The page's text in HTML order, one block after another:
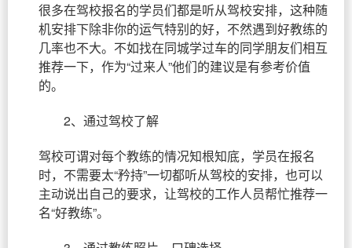
很多在驾校报名的学员们都是听从驾校安排，这种随
机安排下除非你的运气特别的好，不然遇到好教练的
几率也不大。不如找在同城学过车的同学朋友们相互
推荐一下，作为“过来人”他们的建议是有参考价值
的。
2、通过驾校了解
驾校可谓对每个教练的情况知根知底，学员在报名
时，不需要太“矜持”一切都听从驾校的安排，也可以
主动说出自己的要求，让驾校的工作人员帮忙推荐一
名“好教练”。